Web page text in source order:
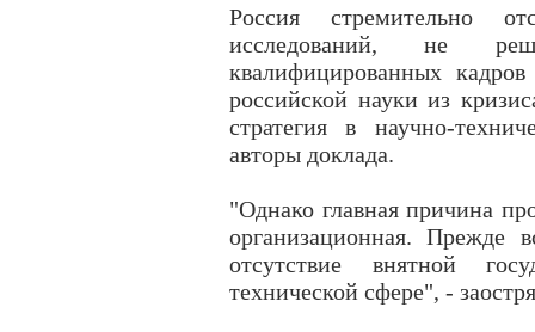
Россия стремительно
исследований, не
квалифицированных
российской науки из
стратегия в научно-
авторы доклада.
"Однако главная причина
организационная. Прежде
отсутствие внятной
технической сфере", -